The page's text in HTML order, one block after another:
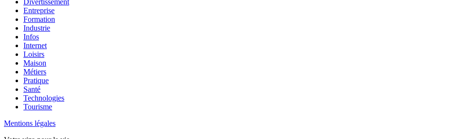
Divertissement
Entreprise
Formation
Industrie
Infos
Internet
Loisirs
Maison
Métiers
Pratique
Santé
Technologies
Tourisme
Mentions légales